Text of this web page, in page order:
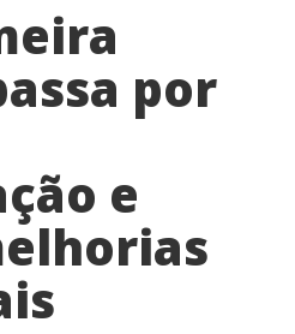
por
e